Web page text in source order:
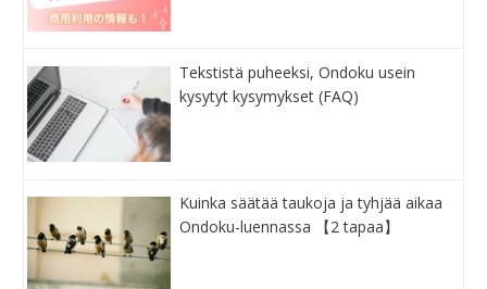
Tekstistä puheeksi, Ondoku usein
kysytyt kysymykset (FAQ)
Kuinka säätää taukoja ja tyhjää aikaa
Ondoku-luennassa 【2 tapaa】